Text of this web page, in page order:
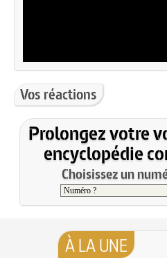
Vos réactions
Prolongez votre
encyclopédie
Choisissez un
À LA UNE